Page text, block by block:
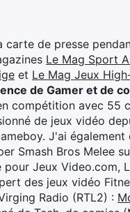
de presse
Le Mag Sport
et Le Mag Jeux
de Gamer et de
compétition avec 55
de jeux vidéo
J'ai
Smash Bros Melee
Jeux Video.com,
des jeux vidéo
Radio (RTL2) :